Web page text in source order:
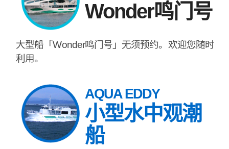
Wonder鸣门号
大型船「Wonder鸣门号」无须预约。欢迎您随时
利用。
AQUA EDDY
小型水中观潮
船